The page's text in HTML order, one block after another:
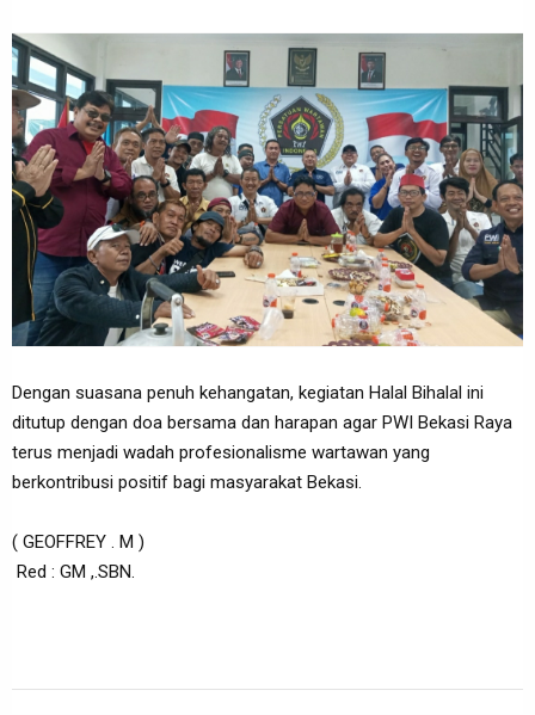
Dengan suasana penuh kehangatan, kegiatan Halal Bihalal ini
ditutup dengan doa bersama dan harapan agar PWI Bekasi Raya
terus menjadi wadah profesionalisme wartawan yang
berkontribusi positif bagi masyarakat Bekasi.
( GEOFFREY . M )
Red : GM ,.SBN.